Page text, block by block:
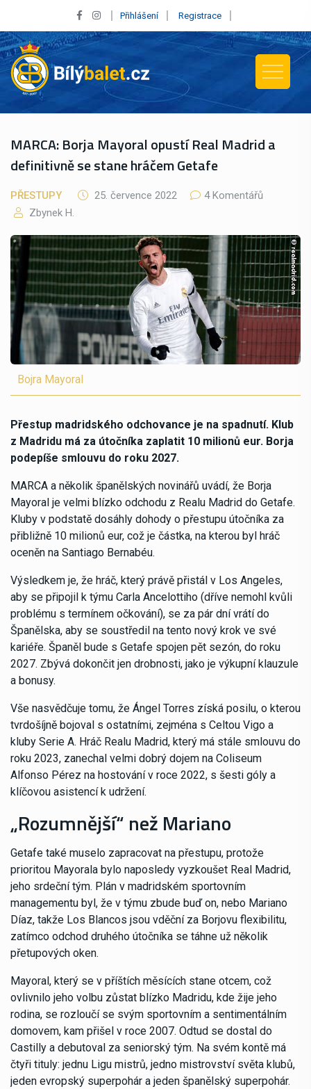
Přihlášení Registrace
MARCA: Borja Mayoral opustí Real Madrid a
definitivně se stane hráčem Getafe
PŘESTUPY 25. července 2022
4 Komentářů
Zbynek H.
Bojra Mayoral
Přestup madridského odchovance je na spadnutí. Klub
z Madridu má za útočníka zaplatit 10 milionů eur. Borja
podepíše smlouvu do roku 2027.
MARCA a několik španělských novinářů uvádí, že Borja
Mayoral je velmi blízko odchodu z Realu Madrid do Getafe.
Kluby v podstatě dosáhly dohody o přestupu útočníka za
přibližně 10 milionů eur, což je částka, na kterou byl hráč
oceněn na Santiago Bernabéu.
Výsledkem je, že hráč, který právě přistál v Los Angeles,
aby se připojil k týmu Carla Ancelottiho (dříve nemohl kvůli
problému s termínem očkování), se za pár dní vrátí do
Španělska, aby se soustředil na tento nový krok ve své
kariéře. Španěl bude s Getafe spojen pět sezón, do roku
2027. Zbývá dokončit jen drobnosti, jako je výkupní klauzule
a bonusy.
Vše nasvědčuje tomu, že Ángel Torres získá posilu, o kterou
tvrdošíjně bojoval s ostatními, zejména s Celtou Vigo a
kluby Serie A. Hráč Realu Madrid, který má stále smlouvu do
roku 2023, zanechal velmi dobrý dojem na Coliseum
Alfonso Pérez na hostování v roce 2022, s šesti góly a
klíčovou asistencí k udržení.
„Rozumnější“ než Mariano
Getafe také muselo zapracovat na přestupu, protože
prioritou Mayorala bylo naposledy vyzkoušet Real Madrid,
jeho srdeční tým. Plán v madridském sportovním
managementu byl, že v týmu zbude buď on, nebo Mariano
Díaz, takže Los Blancos jsou vděční za Borjovu flexibilitu,
zatímco odchod druhého útočníka se táhne už několik
přetupových oken.
Mayoral, který se v příštích měsících stane otcem, což
ovlivnilo jeho volbu zůstat blízko Madridu, kde žije jeho
rodina, se rozloučí se svým sportovním a sentimentálním
domovem, kam přišel v roce 2007. Odtud se dostal do
Castilly a debutoval za seniorský tým. Na svém kontě má
čtyři tituly: jednu Ligu mistrů, jedno mistrovství světa klubů,
jeden evropský superpohár a jeden španělský superpohár.